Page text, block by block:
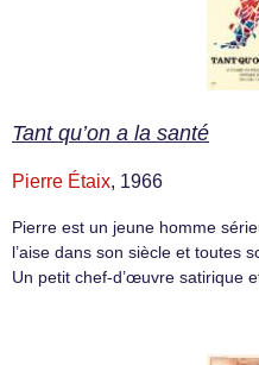
Tant qu’on a la santé
Pierre Étaix, 1966
Pierre est un jeune homme
l’aise dans son siècle et toutes
Un petit chef-d’œuvre satirique